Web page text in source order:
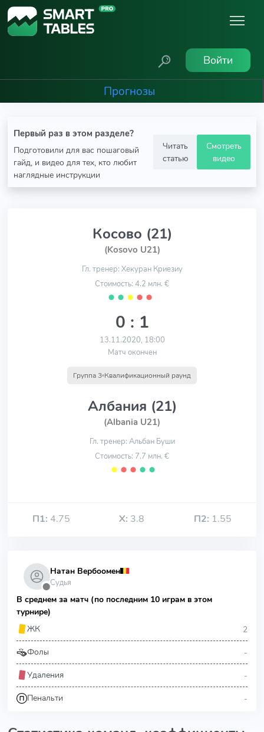
Войти
Прогнозы
Первый раз в этом разделе?
Подготовили для вас пошаговый
гайд, и видео для тех, кто любит
наглядные инструкции
Читать
статью
Смотреть
видео
Косово (21)
(Kosovo U21)
Гл. тренер: Хекуран Криезиу
Стоимость: 4.2 млн. €
⬤ ⬤ ⬤ ⬤ ⬤
0 : 1
13.11.2020, 18:00
Матч окончен
Группа 3 Квалификационный раунд
Албания (21)
(Albania U21)
Гл. тренер: Альбан Буши
Стоимость: 7.7 млн. €
⬤ ⬤ ⬤ ⬤ ⬤
П1: 4.75 Х: 3.8 П2: 1.55
⬤
Натан Вербоомен
Судья
В среднем за матч (по последним 10 играм в этом
турнире)
ЖК
2
Фолы -
Удаления -
Пенальти -